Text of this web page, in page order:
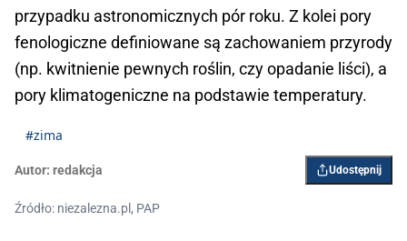
przypadku astronomicznych pór roku. Z kolei pory
fenologiczne definiowane są zachowaniem przyrody
(np. kwitnienie pewnych roślin, czy opadanie liści), a
pory klimatogeniczne na podstawie temperatury.
#zima
Autor: redakcja Udostępnij
Źródło: niezalezna.pl, PAP